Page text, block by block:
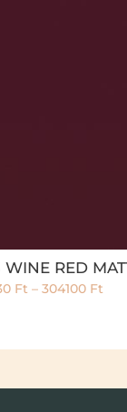
WINE RED
Ft – 304100 Ft